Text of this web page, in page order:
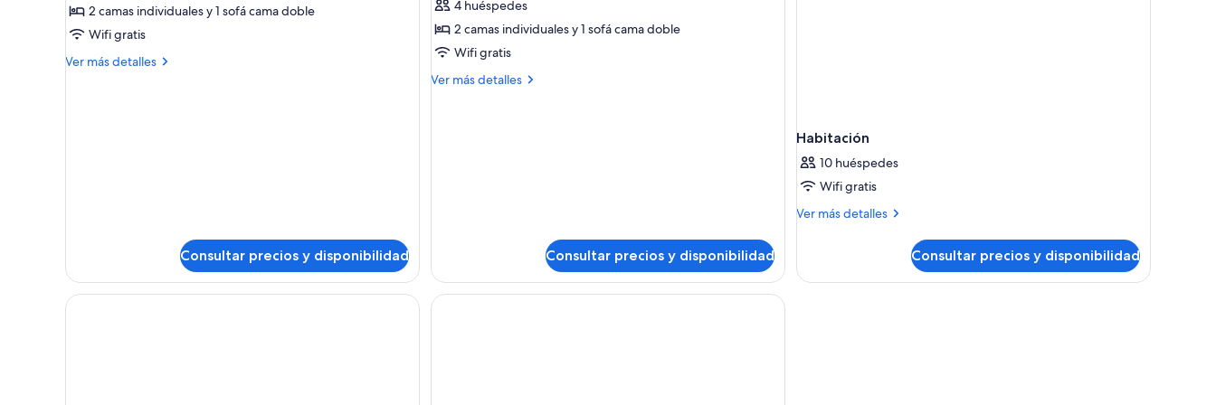
de
Habitación
doble
2 camas individuales y 1 sofá cama doble
Wifi gratis
Ver más detalles
Más
Consultar precios y disponibilidad
de
Habitación
doble
(Golden
4 huéspedes
2 camas individuales y 1 sofá cama doble
Wifi gratis
Ver más detalles
Más
Consultar precios y disponibilidad
Habitación
10 huéspedes
Wifi gratis
Ver más detalles
Más
Consultar precios y disponibilidad